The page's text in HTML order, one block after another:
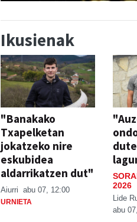
Ikusienak
"Banakako
Txapelketan
jokatzeko nire
eskubidea
aldarrikatzen dut"
Aiurri abu 07, 12:00
URNIETA
2026
Lide
abu